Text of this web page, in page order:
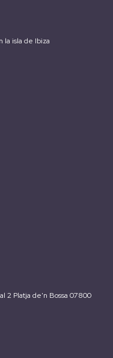
la isla de Ibiza
2 Platja de'n Bossa 07800